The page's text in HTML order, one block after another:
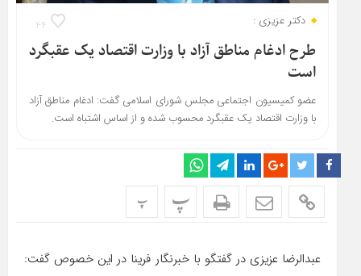
۴۴ دکتر عزیزی :
طرح ادغام مناطق آزاد با وزارت اقتصاد یک عقبگرد
است
عضو کمیسیون اجتماعی مجلس شورای اسلامی گفت: ادغام مناطق آزاد
با وزارت اقتصاد یک عقبگرد محسوب شده و از اساس اشتباه است.
پ پ
عبدالرضا عزیزی در گفتگو با خبرنگار فرینا در این خصوص گفت: